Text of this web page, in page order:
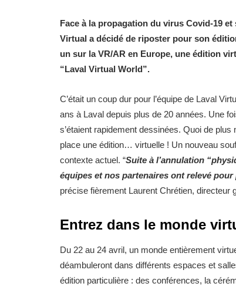
Face à la propagation du virus Covid-19
Virtual a décidé de riposter pour son
un sur la VR/AR en Europe, une édition
“Laval Virtual World”.
C’était un coup dur pour l’équipe de Laval
ans à Laval depuis plus de 20 années. Une
s’étaient rapidement dessinées. Quoi de
place une édition… virtuelle ! Un nouveau
contexte actuel. “Suite à l’annulation
équipes et nos partenaires ont relevé
précise fièrement Laurent Chrétien, directeur
Entrez dans le monde
Du 22 au 24 avril, un monde entièrement
déambuleront dans différents espaces et
édition particulière : des conférences, la